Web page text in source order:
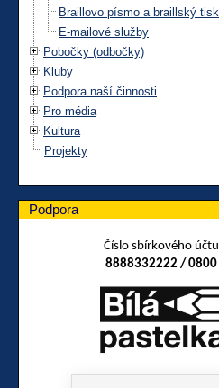
Braillovo písmo a braillský tisk
E-mailové služby
Pobočky (odbočky)
Kluby
Podpora naší činnosti
Pro média
Kultura
Projekty
Podpora
Číslo sbírkového účtu
8888332222 / 0800